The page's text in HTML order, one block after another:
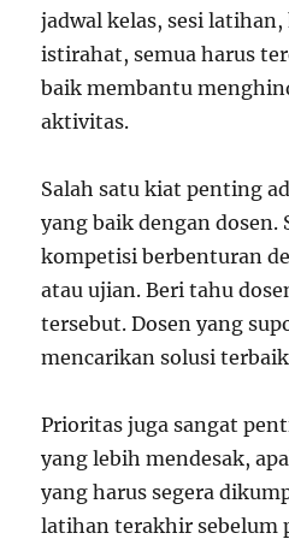
jadwal kelas, sesi
istirahat, semua harus
baik membantu
aktivitas.
Salah satu kiat penting
yang baik dengan dosen.
kompetisi berbenturan
atau ujian. Beri tahu
tersebut. Dosen yang
mencarikan solusi
Prioritas juga sangat
yang lebih mendesak,
yang harus segera
latihan terakhir sebelum